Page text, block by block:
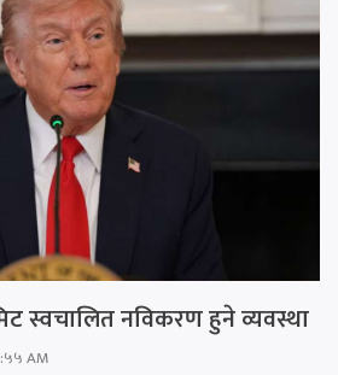
स्वचालित नविकरण हुने व्यवस्था
AM